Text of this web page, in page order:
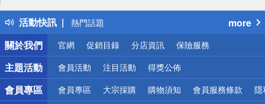
活動快訊
得獎公告
熱門話題
銀行優惠
偏遠地區配送
詐騙網頁！請小心！
more
關於我們
官網 促銷目錄 分店資訊 保險服務
主題活動 會員活動 注目活動 得獎公佈
會員專區 會員專區 大宗採購 購物須知 會員服務條款 隱